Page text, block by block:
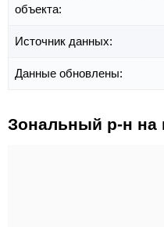
объекта:
Источник данных:
Данные обновлены:
Зональный р-н на